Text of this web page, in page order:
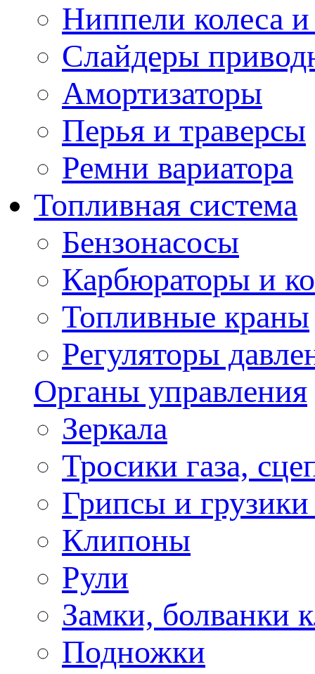
Ниппели колеса
Слайдеры
Амортизаторы
Перья и траверсы
Ремни вариатора
Топливная система
Бензонасосы
Карбюраторы и
Топливные краны
Регуляторы
Органы управления
Зеркала
Тросики газа,
Грипсы и грузики
Клипоны
Рули
Замки, болванки
Подножки